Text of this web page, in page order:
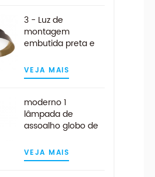
3 - Luz de
montagem
embutida preta e
VEJA MAIS
moderno 1
lâmpada de
assoalho globo de
clara com
acabamento em
VEJA MAIS